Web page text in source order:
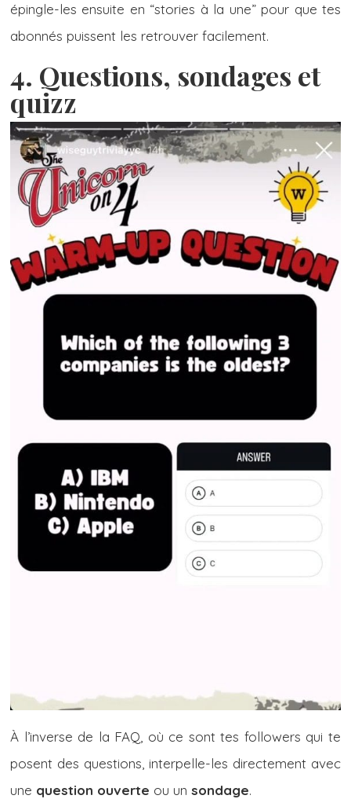
épingle-les ensuite en “stories à la une” pour que tes
abonnés puissent les retrouver facilement.
4. Questions, sondages et
quizz
À l’inverse de la FAQ, où ce sont tes followers qui te
posent des questions, interpelle-les directement avec
une question ouverte ou un sondage.